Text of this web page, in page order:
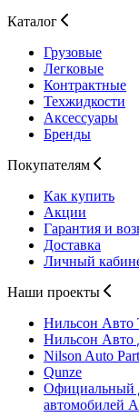
Каталог
Грузовые
Легковые
Контрактные
Техжидкости
Аксессуары
Бренды
Покупателям
Как купить
Акции
Гарантия и
Доставка
Личный
Наши проекты
Нильсон Авто
Нильсон Авто
Nilson Auto
Qunze
Официальный
автомобилей